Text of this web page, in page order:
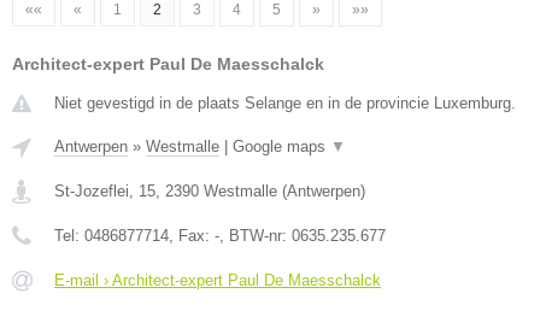
«« « 1 2 3 4 5 » »»
Architect-expert Paul De Maesschalck
Niet gevestigd in de plaats Selange en in de provincie Luxemburg.
Antwerpen » Westmalle Google maps ▼
St-Jozeflei, 15, 2390 Westmalle (Antwerpen)
Tel: 0486877714, Fax: -, BTW-nr: 0635.235.677
E-mail › Architect-expert Paul De Maesschalck